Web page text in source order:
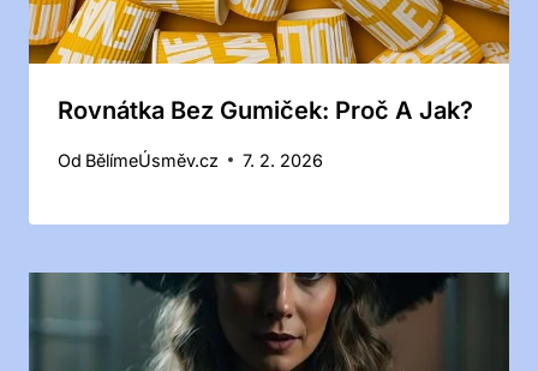
Rovnátka Bez Gumiček: Proč A Jak?
Od BělímeÚsměv.cz 7. 2. 2026